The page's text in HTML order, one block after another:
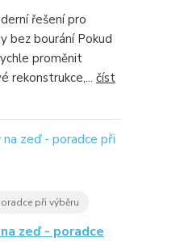
řešení pro
bez bourání Pokud
proměnit
rekonstrukce,... číst
při výběru
zeď - poradce